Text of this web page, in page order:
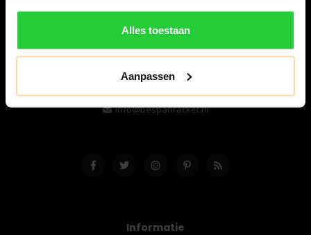
Alles toestaan
Aanpassen
Snijdersstraat 6
8224 AA Lelystad
Nederland
06-57276080
info@bespanracket.nl
Informatie